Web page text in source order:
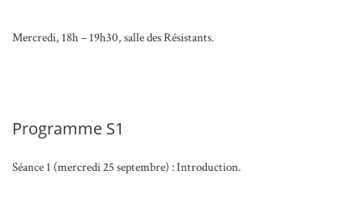
Mercredi, 18h – 19h30, salle des Résistants.
Programme S1
Séance 1 (mercredi 25 septembre) : Introduction.